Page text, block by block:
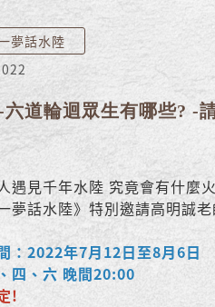
夢話水陸
六道輪迴眾生有哪些? -
遇見千年水陸 究竟會有什麼
夢話水陸》特別邀請高明誠
：2022年7月12日至8月6日
四、六 晚間20:00
!